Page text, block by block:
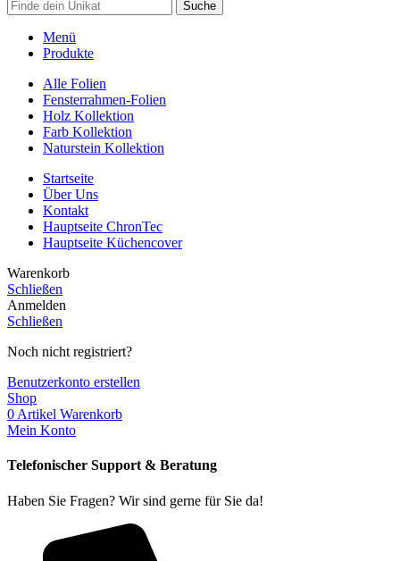
Suche
Menü
Produkte
Alle Folien
Fensterrahmen-Folien
Holz Kollektion
Farb Kollektion
Naturstein Kollektion
Startseite
Über Uns
Kontakt
Hauptseite ChronTec
Hauptseite Küchencover
Warenkorb
Schließen
Anmelden
Schließen
Noch nicht registriert?
Benutzerkonto erstellen
Shop
0 Artikel Warenkorb
Mein Konto
Telefonischer Support & Beratung
Haben Sie Fragen? Wir sind gerne für Sie da!